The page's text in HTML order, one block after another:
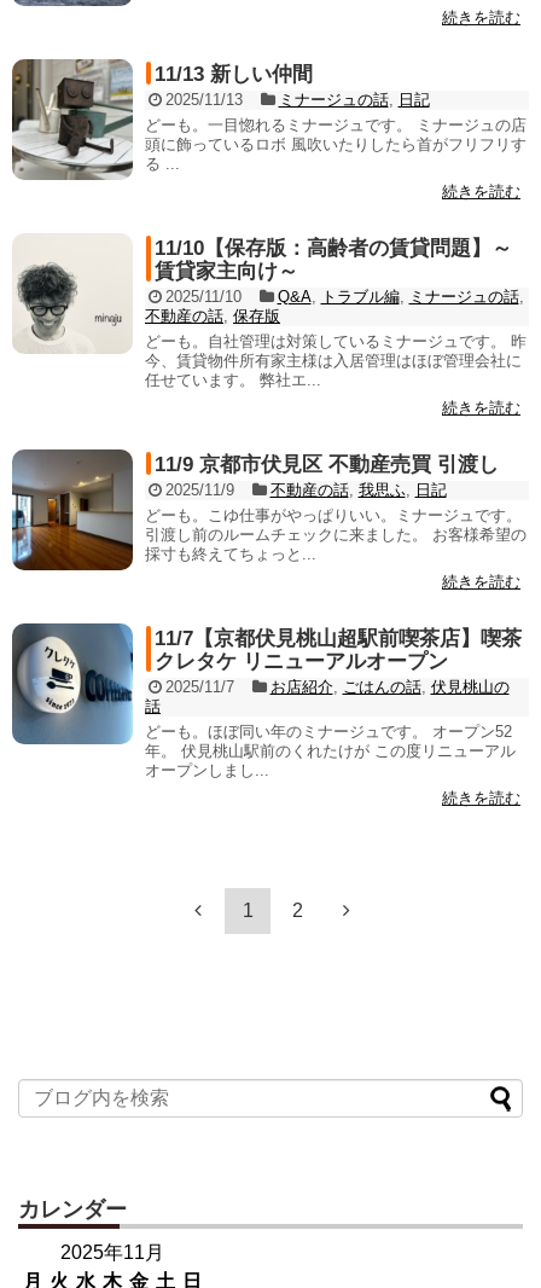
続きを読む
11/13 新しい仲間
2025/11/13 ミナージュの話,
日記
どーも。一目惚れるミナージュです。 ミナージュの店
頭に飾っているロボ 風吹いたりしたら首がフリフリす
る ...
続きを読む
11/10【保存版：高齢者の賃貸問題】～
賃貸家主向け～
2025/11/10 Q&A, トラブル編, ミナージュの話,
不動産の話 保存版
どーも。自社管理は対策しているミナージュです。 昨
今、賃貸物件所有家主様は入居管理はほぼ管理会社に
任せています。 弊社エ...
続きを読む
11/9 京都市伏見区 不動産売買 引渡し
2025/11/9 不動産の話, 我思ふ
日記
どーも。こゆ仕事がやっぱりいい。ミナージュです。
引渡し前のルームチェックに来ました。 お客様希望の
採寸も終えてちょっと...
続きを読む
11/7【京都伏見桃山超駅前喫茶店】喫茶
クレタケ リニューアルオープン
2025/11/7 お店紹介, ごはんの話, 伏見桃山の
話
どーも。ほぼ同い年のミナージュです。 オープン52
年。 伏見桃山駅前のくれたけが この度リニューアル
オープンしまし...
続きを読む
1 2
カレンダー
2025年11月
月
火 水 木 金 土 日